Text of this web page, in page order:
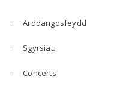
Arddangosfeydd
Sgyrsiau
Concerts